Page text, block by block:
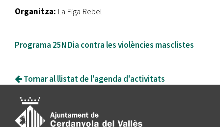
Organitza: La Figa Rebel
Programa 25N Dia contra les violències masclistes
Tornar al llistat de l'agenda d'activitats